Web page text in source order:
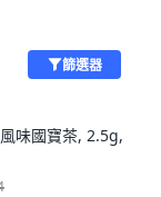
篩選器
味國寶茶, 2.5g,